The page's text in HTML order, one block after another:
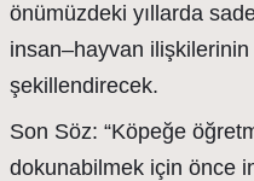
önümüzdeki yıllarda
insan–hayvan
şekillendirecek.
Son Söz: “Köpeğe
dokunabilmek için önce